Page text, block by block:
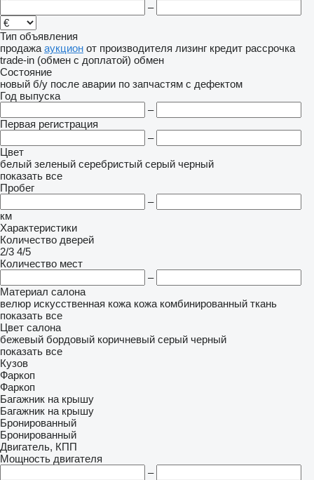
–
Тип объявления
продажа аукцион от производителя лизинг кредит рассрочка
trade-in (обмен с доплатой) обмен
Состояние
новый б/у после аварии по запчастям с дефектом
Год выпуска
–
Первая регистрация
–
Цвет
белый зеленый серебристый серый черный
показать все
Пробег
–
км
Характеристики
Количество дверей
2/3 4/5
Количество мест
–
Материал салона
велюр искусственная кожа кожа комбинированный ткань
показать все
Цвет салона
бежевый бордовый коричневый серый черный
показать все
Кузов
Фаркоп
Фаркоп
Багажник на крышу
Багажник на крышу
Бронированный
Бронированный
Двигатель, КПП
Мощность двигателя
–